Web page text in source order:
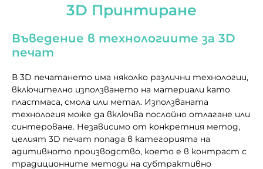
3D Принтиране
Въведение в технологиите за 3D
печат
В 3D печатането има няколко различни технологии,
включително използването на материали като
пластмаса, смола или метал. Използваната
технология може да включва послойно отлагане или
синтероване. Независимо от конкретния метод,
целият 3D печат попада в категорията на
адитивното производство, което е в контраст с
традиционните методи на субтрактивно